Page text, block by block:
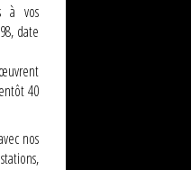
à vos
date
40
nos